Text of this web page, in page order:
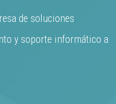
de soluciones
y soporte informático a